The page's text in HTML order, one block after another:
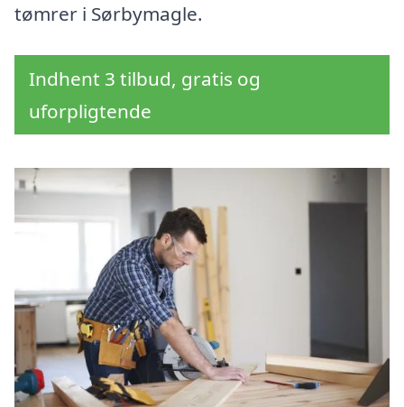
tømrer i Sørbymagle.
Indhent 3 tilbud, gratis og
uforpligtende